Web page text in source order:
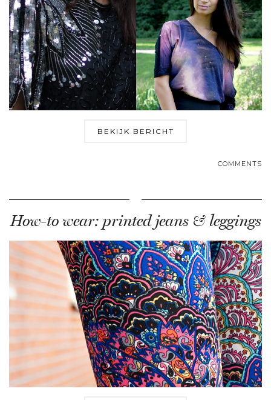
BEKIJK BERICHT
COMMENTS
How-to wear: printed jeans & leggings